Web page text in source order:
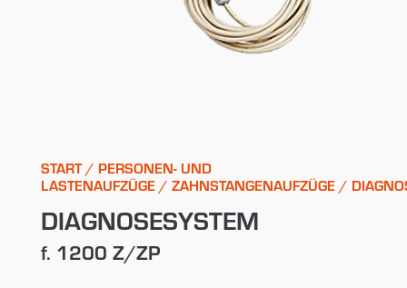
START/ PERSONEN- UND
LASTENAUFZÜGE/ ZAHNSTANGENAUFZÜGE/
DIAGNOSESYSTEM
f. 1200 Z/ZP